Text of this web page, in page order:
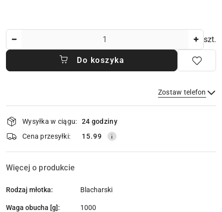
szt.
Do koszyka
Zostaw telefon
Wyślij
Dostępność
i
dostawa
Wysyłka w ciągu:
24 godziny
Cena przesyłki:
15.99
Więcej o produkcie
Rodzaj młotka: Blacharski
Waga obucha [g]: 1000